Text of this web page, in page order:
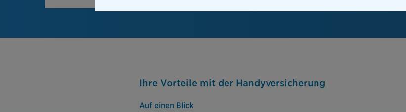
Ihre Vorteile mit der Handyversicherung
Auf einen Blick